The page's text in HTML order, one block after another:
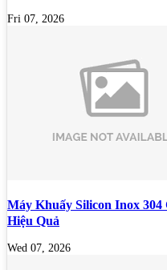
Fri 07, 2026
Máy Khuấy Silicon Inox
Hiệu Quả
Wed 07, 2026